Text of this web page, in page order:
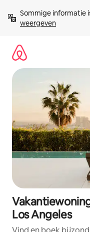
direct
naar
Sommige informatie
weergeven
Los Angeles